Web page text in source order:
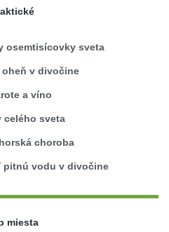
osemtisícovky sveta
v divočine
a víno
celého sveta
choroba
pitnú vodu v divočine
miesta